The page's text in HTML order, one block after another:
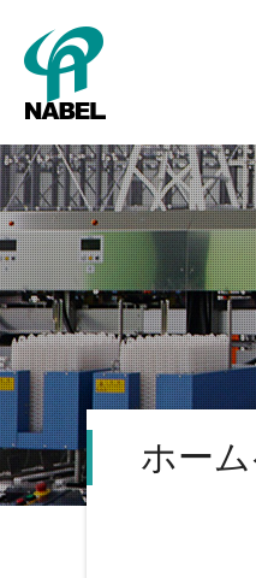
SMART Cube パ
ホー